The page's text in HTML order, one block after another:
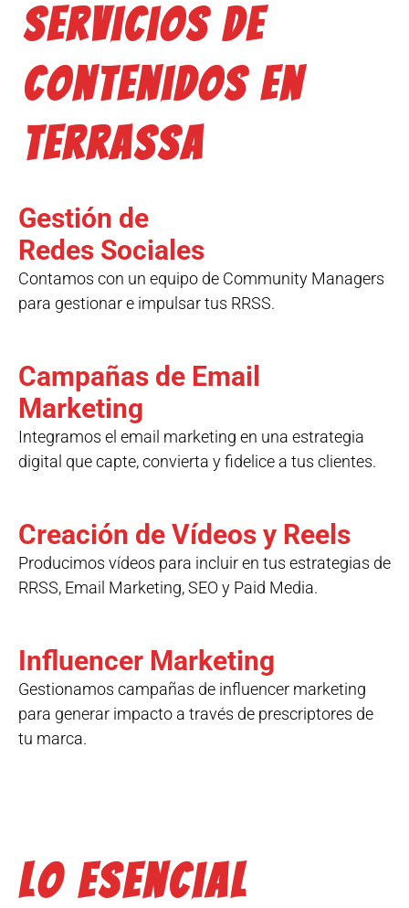
servicios de
contenidos en
Terrassa
Gestión de
Redes Sociales
Contamos con un equipo de Community Managers
para gestionar e impulsar tus RRSS.
Campañas de Email
Marketing
Integramos el email marketing en una estrategia
digital que capte, convierta y fidelice a tus clientes.
Creación de Vídeos y Reels
Producimos vídeos para incluir en tus estrategias de
RRSS, Email Marketing, SEO y Paid Media.
Influencer Marketing
Gestionamos campañas de influencer marketing
para generar impacto a través de prescriptores de
tu marca.
Lo esencial